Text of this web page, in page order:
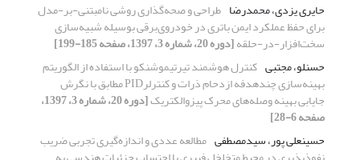
حایری یزدی، محمدرضا طراحی و صحه‌گذاری روشی نامبتنی-بر-مدل
برای حفظ عملکرد ایمن باتری در خودروی‌برقی بوسیله شبیه‌سازی
سخت‌افزار-در-حلقه[دوره 20، شماره 3، 1397، صفحه 185-199]
حسنلو، مجتبی کنترل هوشمند تیرتیموشنکو با استفاده از الگوریتم
بهینه‌سازی چندهدفه ازدحام ذرات و کنترلرPID مطابق با نگرش
جایابی بهینه وصله‌های محرک پیزوالکتریک [دوره 20، شماره 3، 1397،
صفحه 6-28]
حسینعلی پور، سیدمصطفی مطالعه عددی و اندازه‌گیری تجربی ضریب